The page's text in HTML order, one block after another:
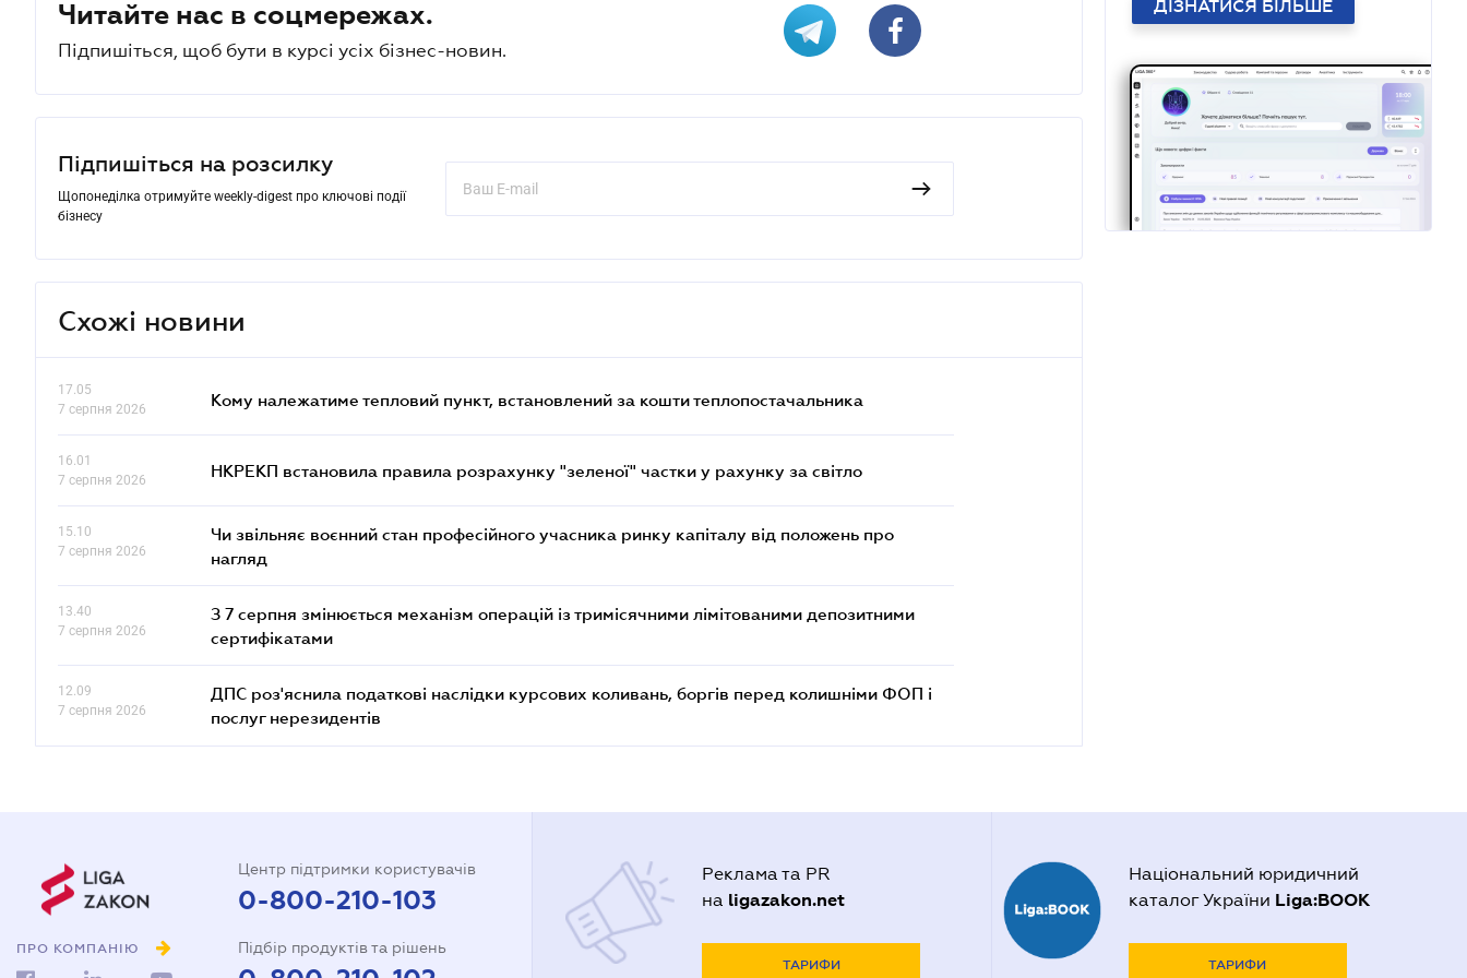
Читайте нас в соцмережах.
Підпишіться, щоб бути в курсі усіх бізнес-новин.
Підпишіться на розсилку
Щопонеділка отримуйте weekly-digest про ключові події
бізнесу
Схожі новини
17.05
7 серпня 2026
Кому належатиме тепловий пункт, встановлений за кошти теплопостачальника
16.01
7 серпня 2026
НКРЕКП встановила правила розрахунку "зеленої" частки у рахунку за світло
15.10
7 серпня 2026
Чи звільняє воєнний стан професійного учасника ринку капіталу від положень про
нагляд
13.40
7 серпня 2026
З 7 серпня змінюється механізм операцій із тримісячними лімітованими депозитними
сертифікатами
12.09
7 серпня 2026
ДПС роз'яснила податкові наслідки курсових коливань, боргів перед колишніми ФОП і
послуг нерезидентів
ДІЗНАТИСЯ БІЛЬШЕ
ПРО КОМПАНІЮ
Центр підтримки користувачів
0-800-210-103
Підбір продуктів та рішень
Реклама та PR
на ligazakon.net
ТАРИФИ
Національний юридичний
каталог України Liga:BOOK
ТАРИФИ